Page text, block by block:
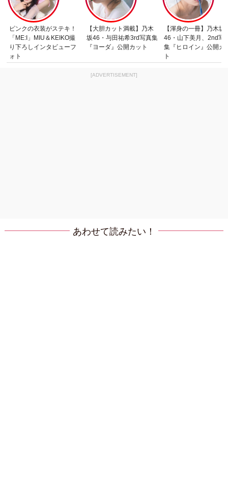
ピンクの衣装がステキ！
「ME:I」MIU＆KEIKO撮
り下ろしインタビューフ
ォト
【大胆カット満載】乃木
坂46・与田祐希3rd写真集
『ヨーダ』公開カット
【渾身の一冊】乃木坂
46・山下美月、2nd写
集『ヒロイン』公開カ
ト
[ADVERTISEMENT]
あわせて読みたい！